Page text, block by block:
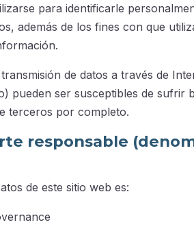
para identificarle
además de los fines con que
de datos a través de
pueden ser susceptibles de sufrir
terceros por completo.
responsable
de este sitio web es: